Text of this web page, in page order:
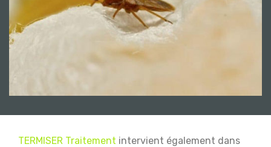
TERMISER Traitement intervient également dans